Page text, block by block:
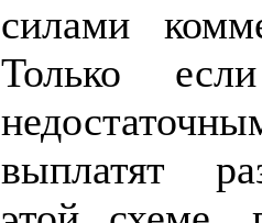
силами
Только
выплатят